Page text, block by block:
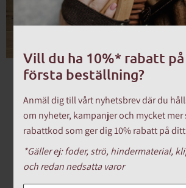
VETPROVIDE
2 099kr
Lägg till i favoriter
Vill du ha 10%* rabatt
första beställning?
Anmäl dig till vårt nyhetsbrev där du
om nyheter, kampanjer och mycket mer
rabattkod som ger dig 10% rabatt på
*Gäller ej: foder, strö, hindermaterial,
och redan nedsatta varor